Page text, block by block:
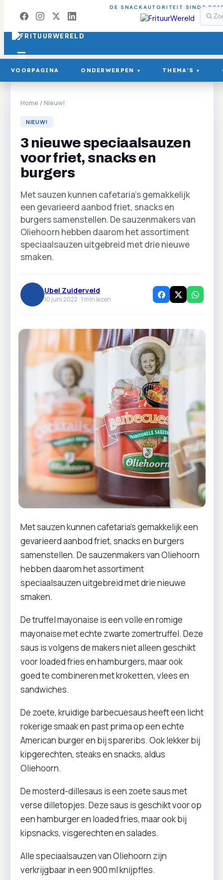
DE SNACKAUTORITEIT SINDS
VOORPAGINA ONDERWERPEN ▾ THEMA'S ▾
Home /Nieuw!
NIEUW!
3 nieuwe speciaalsauzen
voor friet, snacks en
burgers
Met sauzen kunnen cafetaria's gemakkelijk
een gevarieerd aanbod friet, snacks en
burgers samenstellen. De sauzenmakers van
Oliehoorn hebben daarom het assortiment
speciaalsauzen uitgebreid met drie nieuwe
smaken.
Ubel Zuiderveld
10 juni 2022 ·1 min lezen
Met sauzen kunnen cafetaria's gemakkelijk een
gevarieerd aanbod friet, snacks en burgers
samenstellen. De sauzenmakers van Oliehoorn
hebben daarom het assortiment
speciaalsauzen uitgebreid met drie nieuwe
smaken.
De truffel mayonaise is een volle en romige
mayonaise met echte zwarte zomertruffel. Deze
saus is volgens de makers niet alleen geschikt
voor loaded fries en hamburgers, maar ook
goed te combineren met kroketten, vlees en
sandwiches.
De zoete, kruidige barbecuesaus heeft een licht
rokerige smaak en past prima op een echte
American burger en bij spareribs. Ook lekker bij
kipgerechten, steaks en snacks, aldus
Oliehoorn.
De mosterd-dillesaus is een zoete saus met
verse dilletopjes. Deze saus is geschikt voor op
een hamburger en loaded fries, maar ook bij
kipsnacks, visgerechten en salades.
Alle speciaalsauzen van Oliehoorn zijn
verkrijgbaar in een 900 ml knijpfles.